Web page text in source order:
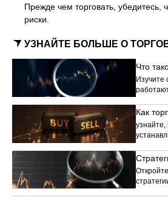
Прежде чем торговать, убедитесь,
риски.
УЗНАЙТЕ БОЛЬШЕ О
Что
Изучите
Как
узнайте,